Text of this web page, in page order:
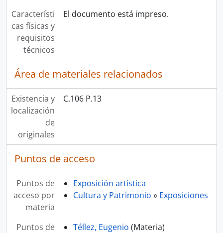
Característi
cas físicas y
requisitos
técnicos
El documento está impreso.
Área de materiales relacionados
Existencia y
localización
de
originales
C.106 P.13
Puntos de acceso
Puntos de
acceso por
materia
Exposición artística
Cultura y Patrimonio » Exposiciones
Puntos de
Téllez, Eugenio (Materia)